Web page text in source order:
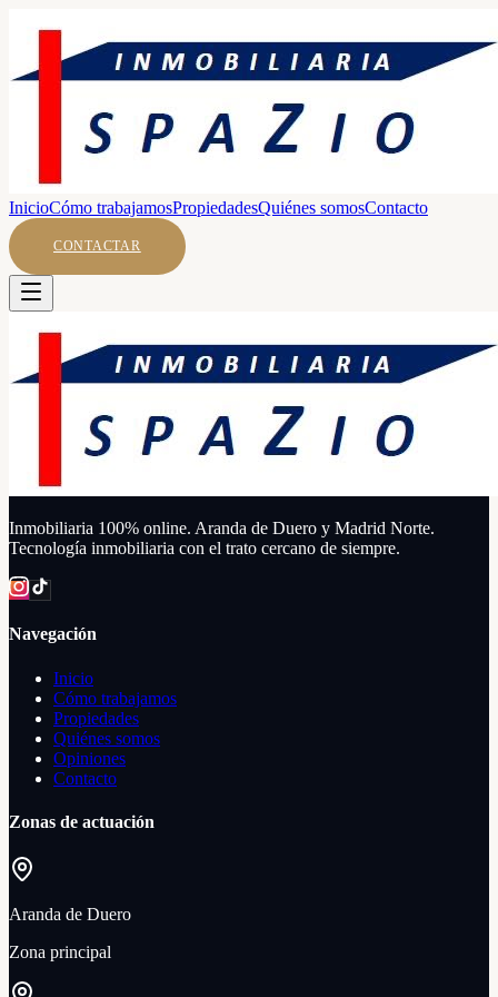
InicioCómo trabajamosPropiedadesQuiénes somosContacto
CONTACTAR
Inmobiliaria 100% online. Aranda de Duero y Madrid Norte.
Tecnología inmobiliaria con el trato cercano de siempre.
Navegación
Inicio
Cómo trabajamos
Propiedades
Quiénes somos
Opiniones
Contacto
Zonas de actuación
Aranda de Duero
Zona principal